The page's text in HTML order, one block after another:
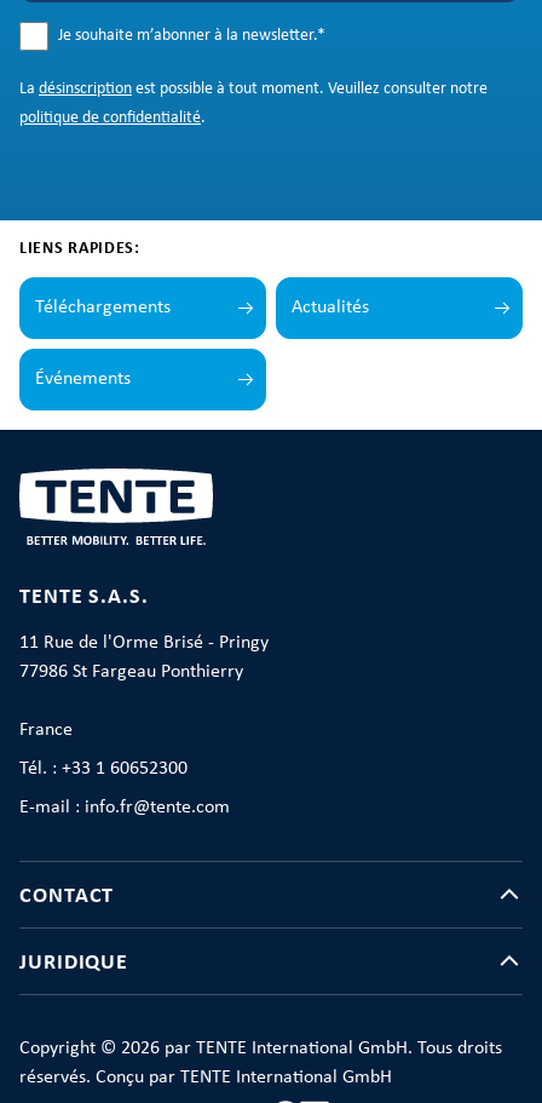
Je souhaite m’abonner à la newsletter.*
La désinscription est possible à tout moment. Veuillez consulter notre
politique de confidentialité.
LIENS RAPIDES:
Téléchargements Actualités
Événements
TENTE S.A.S.
11 Rue de l'Orme Brisé - Pringy
77986 St Fargeau Ponthierry
France
Tél. : +33 1 60652300
E-mail : info.fr@tente.com
CONTACT
JURIDIQUE
Copyright © 2026 par TENTE International GmbH. Tous droits
réservés. Conçu par TENTE International GmbH